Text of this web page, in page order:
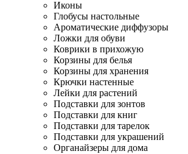
Иконы
Глобусы настольные
Ароматические диффузоры
Ложки для обуви
Коврики в прихожую
Корзины для белья
Корзины для хранения
Крючки настенные
Лейки для растений
Подставки для зонтов
Подставки для книг
Подставки для тарелок
Подставки для украшений
Органайзеры для дома